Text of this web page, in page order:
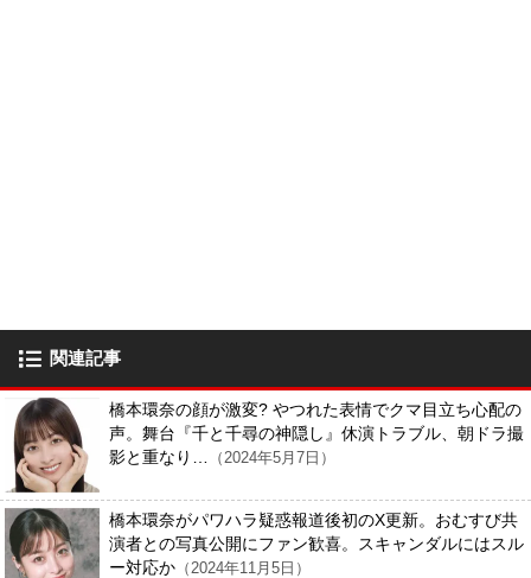
関連記事
橋本環奈の顔が激変? やつれた表情でクマ目立ち心配の
声。舞台『千と千尋の神隠し』休演トラブル、朝ドラ撮
影と重なり…
（2024年5月7日）
橋本環奈がパワハラ疑惑報道後初のX更新。おむすび共
演者との写真公開にファン歓喜。スキャンダルにはスル
ー対応か （2024年11月5日）